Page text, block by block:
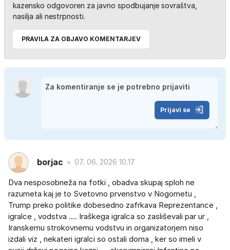
kazensko odgovoren za javno spodbujanje sovraštva,
nasilja ali nestrpnosti.
PRAVILA ZA OBJAVO KOMENTARJEV
Prijavi se
borjac 07. 06. 2026 10.17
Dva nesposobneža na fotki , obadva skupaj sploh ne
razumeta kaj je to Svetovno prvenstvo v Nogometu ,
Trump preko politike dobesedno zafrkava Reprezentance ,
igralce , vodstva .... Iraškega igralca so zasliševali par ur ,
Iranskemu strokovnemu vodstvu in organizatorjem niso
izdali viz , nekateri igralci so ostali doma , ker so imeli v